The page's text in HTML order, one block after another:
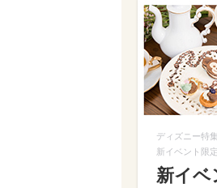
ディズニー特
新イベント限
新イベ